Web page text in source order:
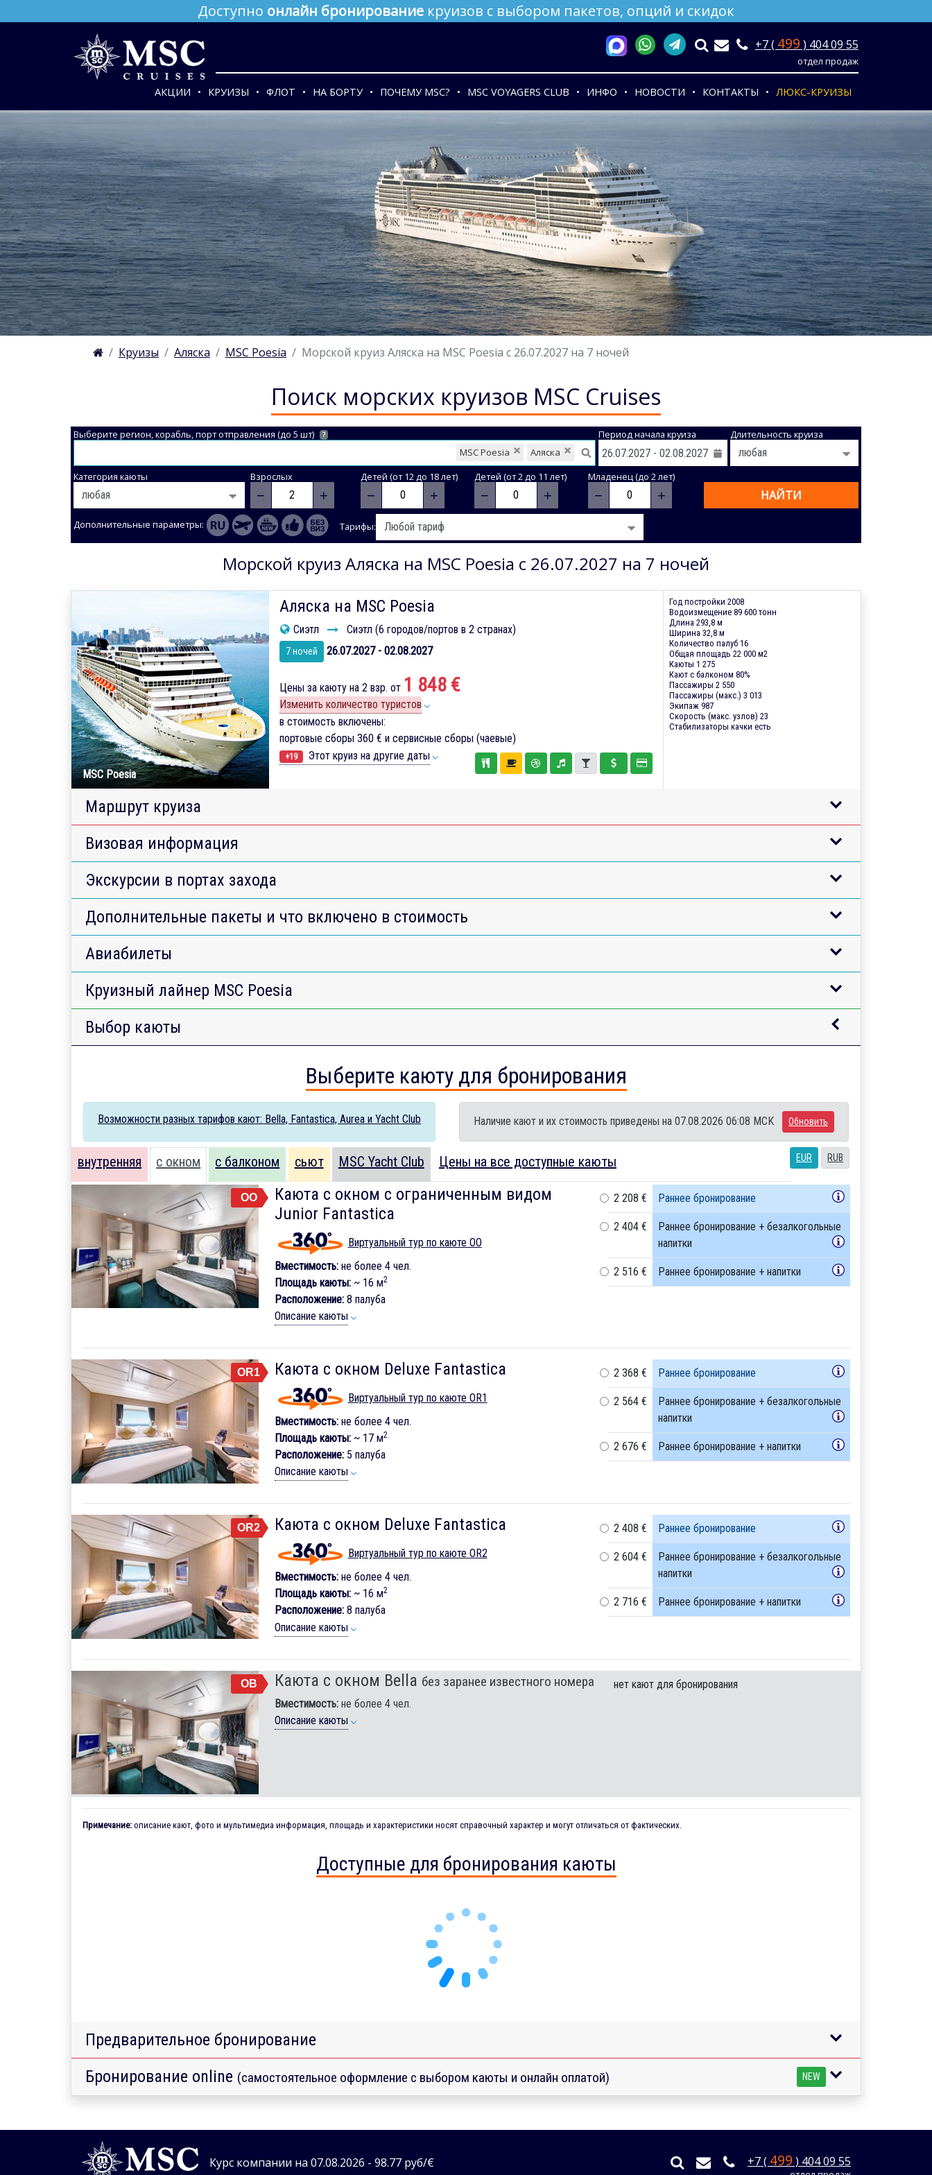
Доступно онлайн бронирование круизов с выбором пакетов, опций и скидок
+7 ( 499 ) 404 09 55
отдел продаж
АКЦИИ КРУИЗЫ ФЛОТ НА БОРТУ ПОЧЕМУ MSC? MSC VOYAGERS CLUB ИНФО НОВОСТИ КОНТАКТЫ ЛЮКС-КРУИЗЫ
Круизы Аляска MSC Poesia Морской круиз Аляска на MSC Poesia с 26.07.2027 на 7 ночей
Поиск морских круизов MSC Cruises
Выберите регион, корабль, порт отправления (до 5 шт) ?
Аляска
MSC Poesia
Период начала круиза Длительность круиза
Категория каюты Взрослых
− +
Детей (от 12 до 18 лет)
− +
Детей (от 2 до 11 лет)
− +
Младенец (до 2 лет)
− + НАЙТИ
Дополнительные параметры: Тарифы:
Морской круиз Аляска на MSC Poesia с 26.07.2027 на 7 ночей
MSC Poesia
Аляска на MSC Poesia
Сиэтл Сиэтл (6 городов/портов в 2 странах)
7 ночей 26.07.2027 - 02.08.2027
Цены за каюту на 2 взр. от 1 848 €
Изменить количество туристов
в стоимость включены:
портовые сборы 360 € и сервисные сборы (чаевые)
+19 Этот круиз на другие даты
Год постройки 2008
Водоизмещение 89 600 тонн
Длина 293,8 м
Ширина 32,8 м
Количество палуб 16
Общая площадь 22 000 м2
Каюты 1 275
Кают с балконом 80%
Пассажиры 2 550
Пассажиры (макс.) 3 013
Экипаж 987
Скорость (макс. узлов) 23
Стабилизаторы качки есть
Маршрут круиза
Визовая информация
Экскурсии в портах захода
Дополнительные пакеты и что включено в стоимость
Авиабилеты
Круизный лайнер MSC Poesia
Выбор каюты
Выберите каюту для бронирования
Возможности разных тарифов кают: Bella, Fantastica, Aurea и Yacht Club Наличие кают и их стоимость приведены на 07.08.2026 06:08 MCK Обновить
EUR RUB
внутренняя с окном с балконом сьют MSC Yacht Club Цены на все доступные каюты
OO
Каюта с окном с ограниченным видом
Junior Fantastica
Виртуальный тур по каюте OO
Вместимость:не более 4 чел.
Площадь каюты:~ 16 м2
Расположение:8 палуба
Описание каюты
2 208 € Раннее бронирование
2 404 €
Раннее бронирование + безалкогольные
напитки
2 516 € Раннее бронирование + напитки
OR1 Каюта с окном Deluxe Fantastica
Виртуальный тур по каюте OR1
Вместимость:не более 4 чел.
Площадь каюты:~ 17 м2
Расположение:5 палуба
Описание каюты
2 368 € Раннее бронирование
2 564 €
Раннее бронирование + безалкогольные
напитки
2 676 € Раннее бронирование + напитки
OR2 Каюта с окном Deluxe Fantastica
Виртуальный тур по каюте OR2
Вместимость:не более 4 чел.
Площадь каюты:~ 16 м2
Расположение:8 палуба
Описание каюты
2 408 € Раннее бронирование
2 604 €
Раннее бронирование + безалкогольные
напитки
2 716 € Раннее бронирование + напитки
OB Каюта с окном Bella без заранее известного номера
Вместимость:не более 4 чел.
Описание каюты
нет кают для бронирования
Примечание: описание кают, фото и мультимедиа информация, площадь и характеристики носят справочный характер и могут отличаться от фактических.
Доступные для бронирования каюты
Предварительное бронирование
Бронирование online (самостоятельное оформление с выбором каюты и онлайн оплатой) NEW
Курс компании на 07.08.2026 - 98.77 руб/€ +7 ( 499 ) 404 09 55